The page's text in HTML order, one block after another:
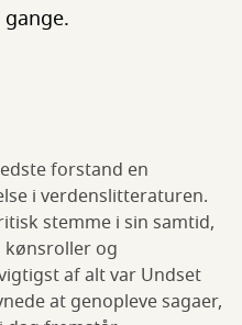
forstand en
i verdenslitteraturen.
stemme i sin samtid,
og
af alt var Undset
at genopleve sagaer,